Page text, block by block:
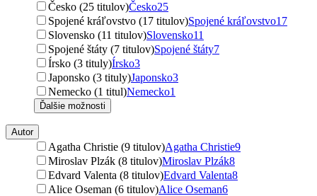
Česko (25 titulov)Česko25
Spojené kráľovstvo (17 titulov)Spojené kráľovstvo17
Slovensko (11 titulov)Slovensko11
Spojené štáty (7 titulov)Spojené štáty7
Írsko (3 tituly)Írsko3
Japonsko (3 tituly)Japonsko3
Nemecko (1 titul)Nemecko1
Ďalšie možnosti
Autor
Agatha Christie (9 titulov)Agatha Christie9
Miroslav Plzák (8 titulov)Miroslav Plzák8
Edvard Valenta (8 titulov)Edvard Valenta8
Alice Oseman (6 titulov)Alice Oseman6